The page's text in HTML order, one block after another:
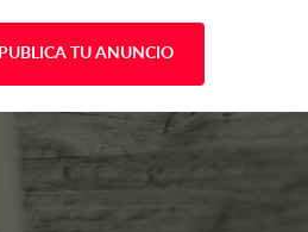
PUBLICA TU ANUNCIO